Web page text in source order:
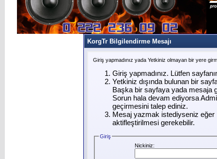
KorgTr Bilgilendirme Mesajı
Giriş yapmadınız yada Yetkiniz olmayan bir yere
Giriş yapmadınız. Lütfen
Yetkiniz dışında bulunan bir
Başka bir sayfaya yada mesaja
Sorun hala devam ediyorsa
geçirmesini talep ediniz.
Mesaj yazmak istediyseniz eğer
aktifleştirilmesi gerekebilir.
Giriş
Nickiniz: